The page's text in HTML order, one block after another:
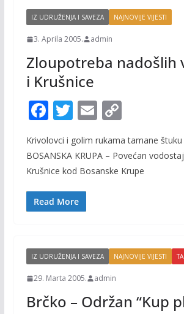
IZ UDRUŽENJA I SAVEZA NAJNOVIJE VIJESTI
3. Aprila 2005. admin
Zloupotreba nadošlih
i Krušnice
F
e
b
o
o
T
w
itt
er
E
m
ai
l
C
p
y
Krivolovci i golim rukama tamane
BOSANSKA KRUPA – Povećan
Krušnice kod Bosanske Krupe
Read More
IZ UDRUŽENJA I SAVEZA NAJNOVIJE VIJESTI
29. Marta 2005. admin
Brčko – Održan “Kup